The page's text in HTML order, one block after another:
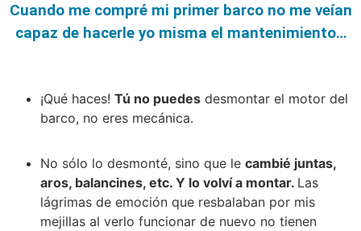
Cuando me compré mi primer barco no me veían
capaz de hacerle yo misma el mantenimiento…
¡Qué haces! Tú no puedes desmontar el motor del
barco, no eres mecánica.
No sólo lo desmonté, sino que le cambié juntas,
aros, balancines, etc. Y lo volví a montar. Las
lágrimas de emoción que resbalaban por mis
mejillas al verlo funcionar de nuevo no tienen